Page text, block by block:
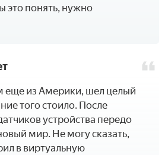
это понять, нужно
еще из Америки, шел целый
того стоило. После
устройства передо
мир. Не могу сказать,
в виртуальную